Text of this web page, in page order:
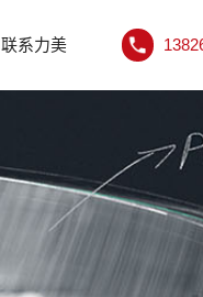
联系力美